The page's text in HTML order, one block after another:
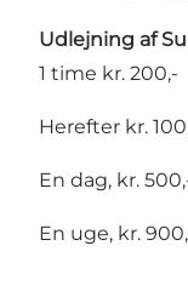
Udlejning af
1 time kr. 200,-
Herefter kr.
En dag, kr.
En uge, kr.